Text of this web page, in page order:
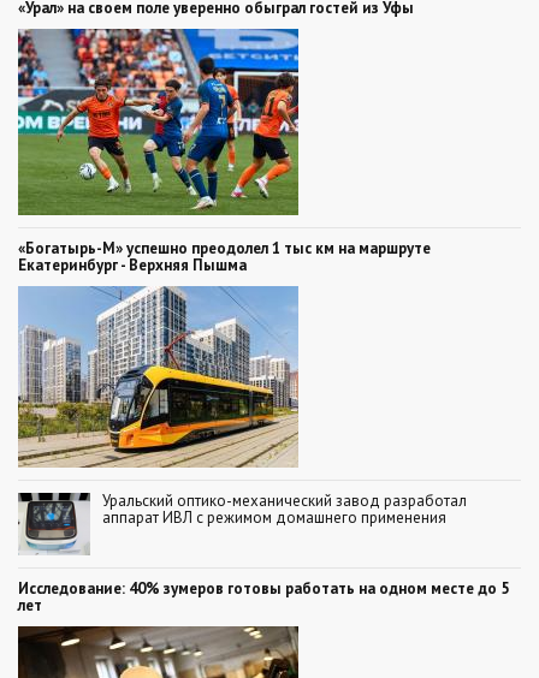
«Урал» на своем поле уверенно обыграл гостей из Уфы
«Богатырь-М» успешно преодолел 1 тыс км на маршруте
Екатеринбург - Верхняя Пышма
Уральский оптико-механический завод разработал
аппарат ИВЛ с режимом домашнего применения
Исследование: 40% зумеров готовы работать на одном месте до 5
лет